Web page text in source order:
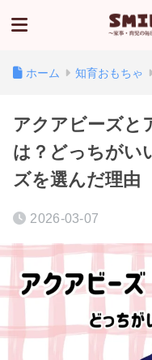
ホーム 知育おもちゃ
アクアビーズと
は？どっちがい
ズを選んだ理由
2026-03-07